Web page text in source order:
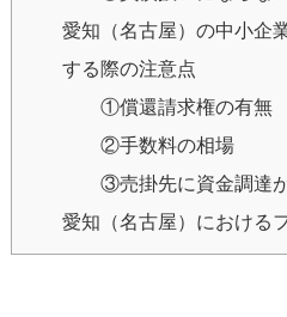
愛知（名古屋）の中小企
する際の注意点
①償還請求権の有無
②手数料の相場
③売掛先に資金調達
愛知（名古屋）における